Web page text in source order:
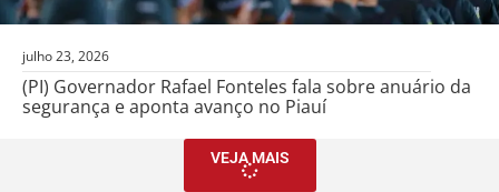
julho 23, 2026
(PI) Governador Rafael Fonteles fala sobre anuário da
segurança e aponta avanço no Piauí
VEJA MAIS